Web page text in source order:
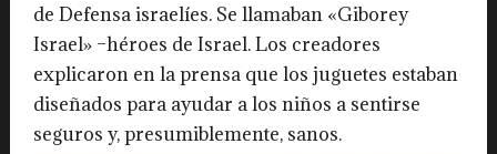
de Defensa israelíes. Se llamaban «Giborey
Israel» –héroes de Israel. Los creadores
explicaron en la prensa que los juguetes estaban
diseñados para ayudar a los niños a sentirse
seguros y, presumiblemente, sanos.